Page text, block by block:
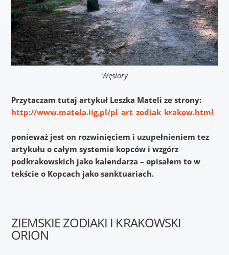
Węsiory
Przytaczam tutaj artykuł Leszka Mateli ze strony:
http://www.matela.iig.pl/pl_art_zodiak_krakow.html
ponieważ jest on rozwinięciem i uzupełnieniem tez
artykułu o całym systemie kopców i wzgórz
podkrakowskich jako kalendarza – opisałem to w
tekście o Kopcach jako sanktuariach.
ZIEMSKIE ZODIAKI I KRAKOWSKI
ORION